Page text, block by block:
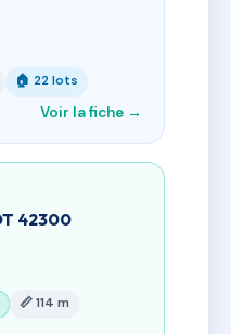
🏠 22 lots
Voir la fiche →
42300
📏 114 m